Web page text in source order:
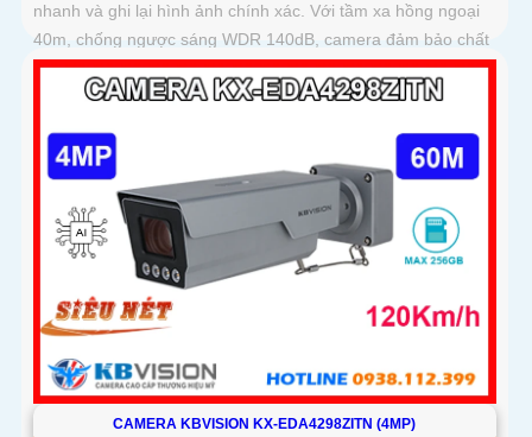
nhanh và ghi lại hình ảnh chính xác. Với tầm xa hồng ngoại
40m, chống ngược sáng WDR 140dB, camera đảm bảo chất
lượng hình ảnh vượt trội trong mọi điều kiện
CAMERA KBVISION KX-EDA4298ZITN (4MP)